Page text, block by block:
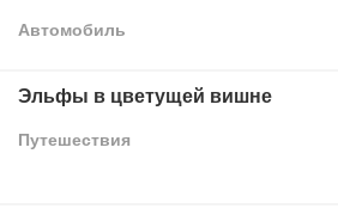
Автомобиль
Эльфы в цветущей вишне
Путешествия